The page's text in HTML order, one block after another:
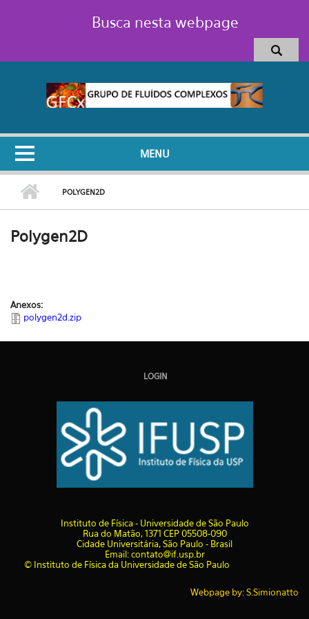
Busca nesta webpage
MENU
POLYGEN2D
Polygen2D
Anexos:
polygen2d.zip
LOGIN
Instituto de Física - Universidade de São Paulo
Rua do Matão, 1371 CEP 05508-090
Cidade Universitária, São Paulo - Brasil
Email: contato@if.usp.br
© Instituto de Física da Universidade de São Paulo
Webpage by: S.Simionatto